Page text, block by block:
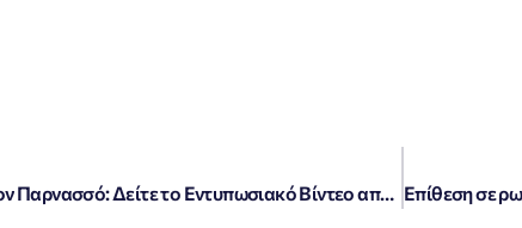
«Μαγευτικά Χιόνια στον Παρνασσό: Δείτε το Εντυπωσιακό Βίντεο από Drone!»